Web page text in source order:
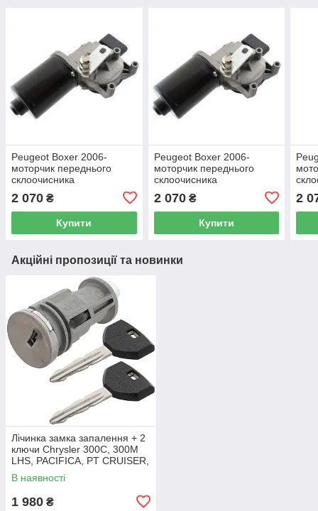
Peugeot Boxer 2006-
моторчик переднього
склоочисника
2 070 ₴
Купити
Peugeot Boxer 2006-
моторчик переднього
склоочисника
2 070₴
Купити
2
Акційні пропозиції та новинки
Лічинка замка запалення + 2
ключи Chrysler 300C, 300M
LHS, PACIFICA, PT CRUISER,
SEBRING 5003843AB
В наявності
1 980 ₴